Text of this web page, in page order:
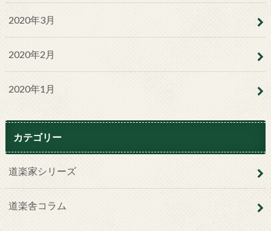
2020年3月
2020年2月
2020年1月
カテゴリー
道楽家シリーズ
道楽舎コラム